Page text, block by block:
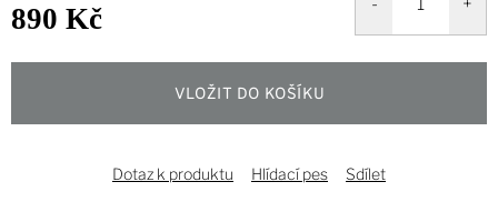
890 Kč
VLOŽIT DO KOŠÍKU
Dotaz k produktu Hlídací pes Sdílet